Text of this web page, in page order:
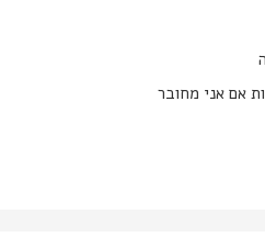
אם אני מחובר